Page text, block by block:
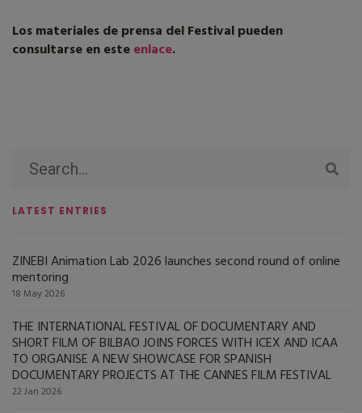
Los materiales de prensa del Festival pueden
consultarse en esteenlace.
LATEST ENTRIES
ZINEBI Animation Lab 2026 launches second round of online
mentoring
18 May 2026
THE INTERNATIONAL FESTIVAL OF DOCUMENTARY AND
SHORT FILM OF BILBAO JOINS FORCES WITH ICEX AND ICAA
TO ORGANISE A NEW SHOWCASE FOR SPANISH
DOCUMENTARY PROJECTS AT THE CANNES FILM FESTIVAL
22 Jan 2026